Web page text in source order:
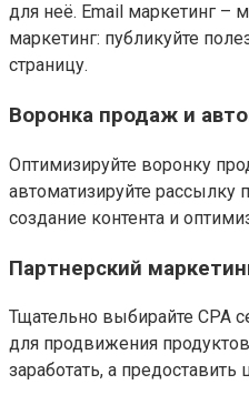
для неё. Email маркетинг –
маркетинг: публикуйте
страницу.
Воронка продаж и
Оптимизируйте воронку
автоматизируйте рассылку
создание контента и
Партнерский
Тщательно выбирайте CPA
для продвижения
заработать, а